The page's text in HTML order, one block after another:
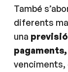
També
diferents
una
pagaments,
venciments,